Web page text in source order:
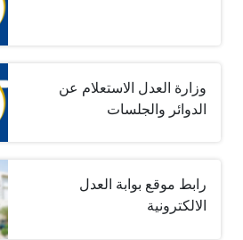
وزارة العدل الاستعلام عن
الدوائر والجلسات
رابط موقع بوابة العدل
الالكترونية